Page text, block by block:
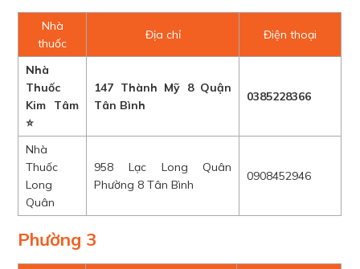
Nhà
thuốc
Địa chỉ Điện thoại
Nhà
Thuốc
Kim Tâm
⭐
147 Thành Mỹ 8 Quận
Tân Bình
0385228366
Nhà
Thuốc
Long
Quân
958 Lạc Long Quân
Phường 8 Tân Bình
0908452946
Phường 3